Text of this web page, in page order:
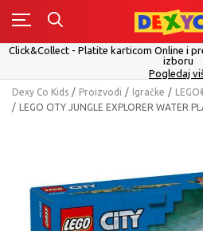
Click&Collect - Platite karticom Online i
izboru
Pogledaj
Dexy Co Kids Proizvodi Igračke
LEGO CITY JUNGLE EXPLORER WATER